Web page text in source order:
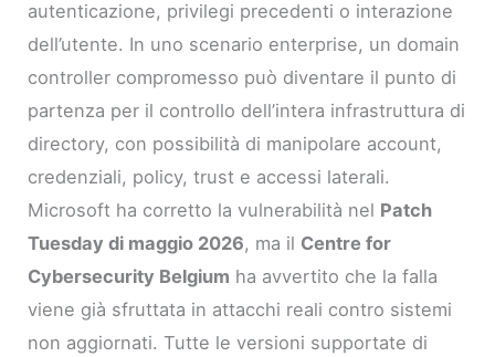
autenticazione, privilegi precedenti o interazione
dell’utente. In uno scenario enterprise, un domain
controller compromesso può diventare il punto di
partenza per il controllo dell’intera infrastruttura di
directory, con possibilità di manipolare account,
credenziali, policy, trust e accessi laterali.
Microsoft ha corretto la vulnerabilità nel Patch
Tuesday di maggio 2026, ma il Centre for
Cybersecurity Belgium ha avvertito che la falla
viene già sfruttata in attacchi reali contro sistemi
non aggiornati. Tutte le versioni supportate di